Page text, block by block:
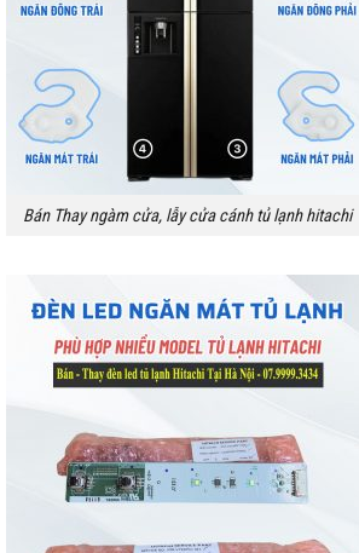
Bán Thay ngàm cửa, lẫy cửa cánh tủ lạnh hitachi